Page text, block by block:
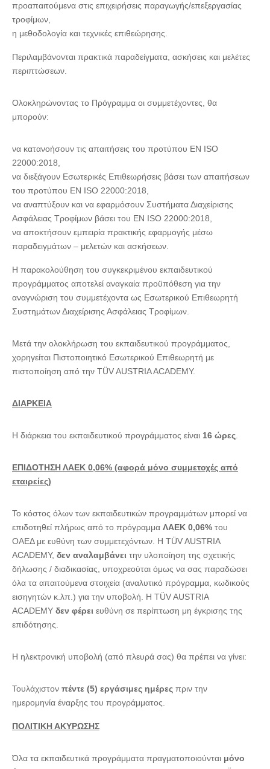
προαπαιτούμενα στις επιχειρήσεις παραγωγής/επεξεργασίας
τροφίμων,
η μεθοδολογία και τεχνικές επιθεώρησης.
Περιλαμβάνονται πρακτικά παραδείγματα, ασκήσεις και μελέτες
περιπτώσεων.
Ολοκληρώνοντας το Πρόγραμμα οι συμμετέχοντες, θα
μπορούν:
να κατανοήσουν τις απαιτήσεις του προτύπου ΕΝ ISO
22000:2018,
να διεξάγουν Εσωτερικές Επιθεωρήσεις βάσει των απαιτήσεων
του προτύπου EN ISO 22000:2018,
να αναπτύξουν και να εφαρμόσουν Συστήματα Διαχείρισης
Ασφάλειας Τροφίμων βάσει του EN ISO 22000:2018,
να αποκτήσουν εμπειρία πρακτικής εφαρμογής μέσω
παραδειγμάτων – μελετών και ασκήσεων.
Η παρακολούθηση του συγκεκριμένου εκπαιδευτικού
προγράμματος αποτελεί αναγκαία προϋπόθεση για την
αναγνώριση του συμμετέχοντα ως Εσωτερικού Επιθεωρητή
Συστημάτων Διαχείρισης Ασφάλειας Τροφίμων.
Μετά την ολοκλήρωση του εκπαιδευτικού προγράμματος,
χορηγείται Πιστοποιητικό Εσωτερικού Επιθεωρητή με
πιστοποίηση από την TÜV AUSTRIA ACADEMY.
ΔΙΑΡΚΕΙΑ
Η διάρκεια του εκπαιδευτικού προγράμματος είναι 16 ώρες
ΕΠΙΔΟΤΗΣΗ ΛΑΕΚ 0,06% (αφορά μόνο συμμετοχές από
εταιρείες)
Το κόστος όλων των εκπαιδευτικών προγραμμάτων μπορεί να
επιδοτηθεί πλήρως από το πρόγραμμα ΛΑΕΚ 0,06% του
ΟΑΕΔ με ευθύνη των συμμετεχόντων. Η TÜV AUSTRIA
ACADEMY, δεν αναλαμβάνει την υλοποίηση της σχετικής
δήλωσης / διαδικασίας, υποχρεούται όμως να σας παραδώσει
όλα τα απαιτούμενα στοιχεία (αναλυτικό πρόγραμμα, κωδικούς
εισηγητών κ.λπ.) για την υποβολή. Η TÜV AUSTRIA
ACADEMY δεν φέρει ευθύνη σε περίπτωση μη έγκρισης της
επιδότησης.
Η ηλεκτρονική υποβολή (από πλευρά σας) θα πρέπει να γίνει:
Τουλάχιστον πέντε (5) εργάσιμες ημέρες πριν την
ημερομηνία έναρξης του προγράμματος.
ΠΟΛΙΤΙΚΗ ΑΚΥΡΩΣΗΣ
Όλα τα εκπαιδευτικά προγράμματα πραγματοποιούνται μόνο